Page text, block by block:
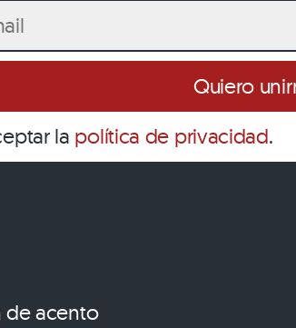
la política de privacidad.
de acento